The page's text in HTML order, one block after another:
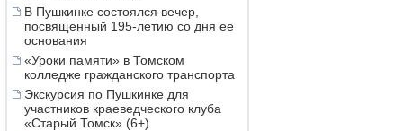
В Пушкинке состоялся вечер,
посвященный 195-летию со дня ее
основания
«Уроки памяти» в Томском
колледже гражданского транспорта
Экскурсия по Пушкинке для
участников краеведческого клуба
«Старый Томск» (6+)